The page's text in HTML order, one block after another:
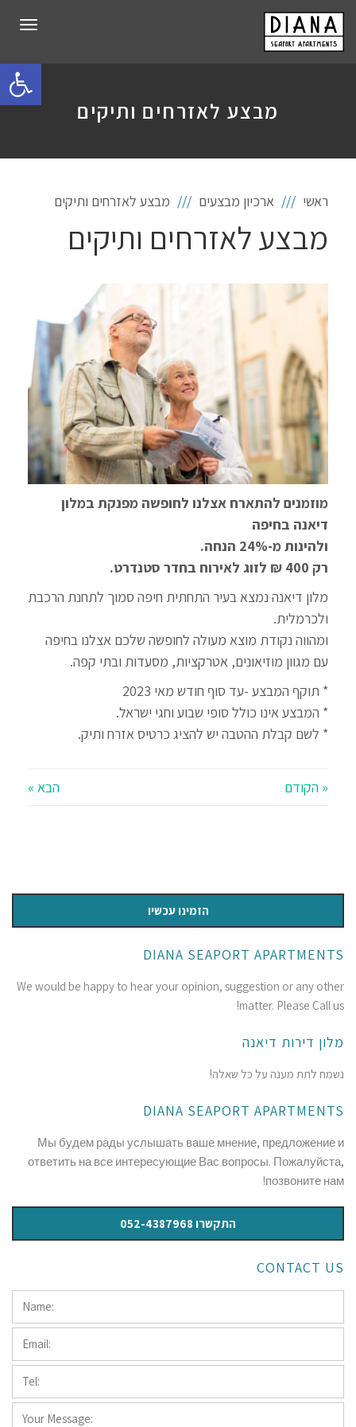
פתח
מבצע לאזרחים ותיקים
ראשי ארכיון מבצעים מבצע לאזרחים ותיקים
מבצע לאזרחים ותיקים
מוזמנים להתארח אצלנו לחופשה מפנקת במלון
דיאנה בחיפה
ולהינות מ-24% הנחה.
רק 400 ₪ לזוג לאירוח בחדר סטנדרט.
מלון דיאנה נמצא בעיר התחתית חיפה סמוך לתחנת הרכבת
ולכרמלית.
ומהווה נקודת מוצא מעולה לחופשה שלכם אצלנו בחיפה
עם מגוון מוזיאונים, אטרקציות, מסעדות ובתי קפה.
* תוקף המבצע -עד סוף חודש מאי 2023
* המבצע אינו כולל סופי שבוע וחגי ישראל.
* לשם קבלת ההטבה יש להציג כרטיס אזרח ותיק.
« הקודם הבא »
הזמינו עכשיו
DIANA SEAPORT APARTMENTS
We would be happy to hear your opinion, suggestion or any other
matter. Please Call us!
מלון דירות דיאנה
נשמח לתת מענה על כל שאלה!
DIANA SEAPORT APARTMENTS
Мы будем рады услышать ваше мнение, предложение и
ответить на все интересующие Вас вопросы. Пожалуйста,
позвоните нам!
התקשרו 052-4387968
CONTACT US
Name:
Email:
Tel:
Your